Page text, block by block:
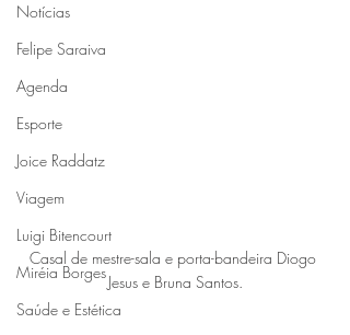
Notícias
Felipe Saraiva
Agenda
Esporte
Joice Raddatz
Viagem
Luigi Bitencourt
Miréia Borges
Saúde e Estética
Casal de mestre-sala e porta-bandeira Diogo
Jesus e Bruna Santos.